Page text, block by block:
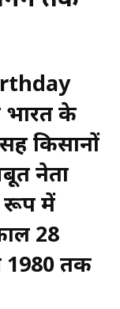
भारत के
किसानों
नेता
रूप में
28
1980 तक